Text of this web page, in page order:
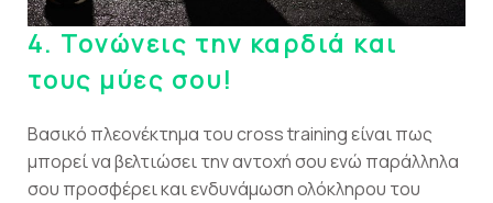
4. Τονώνεις την καρδιά και
τους μύες σου!
Βασικό πλεονέκτημα του cross training είναι πως
μπορεί να βελτιώσει την αντοχή σου ενώ παράλληλα
σου προσφέρει και ενδυνάμωση ολόκληρου του